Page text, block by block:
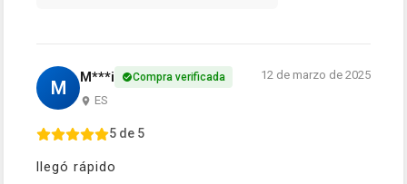
M M***i Compra verificada
ES
12 de marzo de 2025
5 de 5
llegó rápido